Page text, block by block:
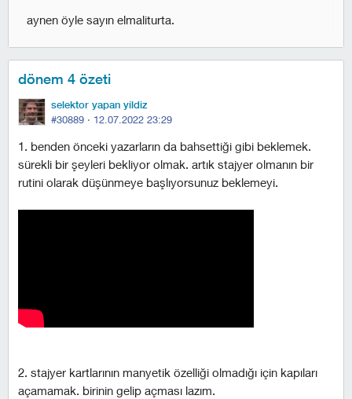
aynen öyle sayın elmaliturta.
dönem 4 özeti
selektor yapan yildiz
#30889 · 12.07.2022 23:29
1. benden önceki yazarların da bahsettiği gibi beklemek.
sürekli bir şeyleri bekliyor olmak. artık stajyer olmanın bir
rutini olarak düşünmeye başlıyorsunuz beklemeyi.
2. stajyer kartlarının manyetik özelliği olmadığı için kapıları
açamamak. birinin gelip açması lazım.